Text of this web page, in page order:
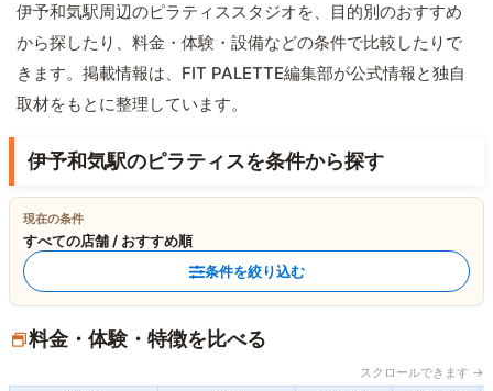
伊予和気駅周辺のピラティススタジオを、目的別のおすすめ
から探したり、料金・体験・設備などの条件で比較したりで
きます。掲載情報は、FIT PALETTE編集部が公式情報と独自
取材をもとに整理しています。
伊予和気駅のピラティスを条件から探す
現在の条件
すべての店舗 / おすすめ順
条件を絞り込む
料金・体験・特徴を比べる
スクロールできます →